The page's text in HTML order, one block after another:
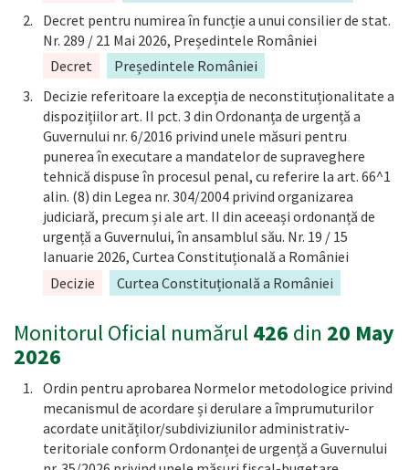
Decret pentru numirea în funcție a unui consilier de stat.
Nr. 289 / 21 Mai 2026, Președintele României
Decret
Președintele României
Decizie referitoare la excepția de neconstituționalitate a
dispozițiilor art. II pct. 3 din Ordonanța de urgență a
Guvernului nr. 6/2016 privind unele măsuri pentru
punerea în executare a mandatelor de supraveghere
tehnică dispuse în procesul penal, cu referire la art. 66^1
alin. (8) din Legea nr. 304/2004 privind organizarea
judiciară, precum și ale art. II din aceeași ordonanță de
urgență a Guvernului, în ansamblul său. Nr. 19 / 15
Ianuarie 2026, Curtea Constituțională a României
Decizie
Curtea Constituțională a României
Monitorul Oficial numărul426 din 20 May
2026
Ordin pentru aprobarea Normelor metodologice privind
mecanismul de acordare și derulare a împrumuturilor
acordate unităților/subdiviziunilor administrativ-
teritoriale conform Ordonanței de urgență a Guvernului